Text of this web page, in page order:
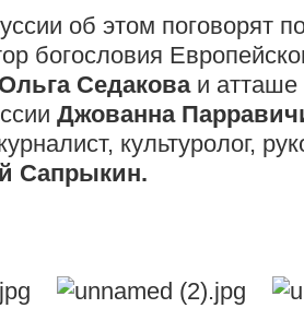
об этом поговорят
богословия
Ольга Седаковаи атташе
Джованна
культуролог,
Сапрыкин.